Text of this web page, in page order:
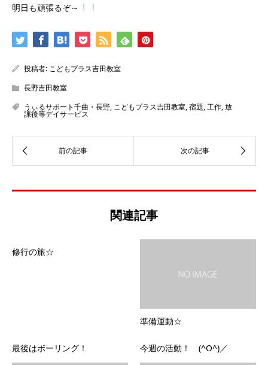
明日も頑張るぞ～
投稿者: こどもプラス吉田教室
長野吉田教室
うぃるサポート千曲・長野, こどもプラス吉田教室,宿題,工作,放
課後等デイサービス
関連記事
修行の旅☆
準備運動☆
最後はボーリング！ 今週の活動！ (^O^)／